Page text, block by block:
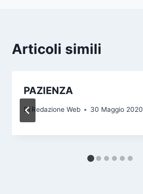
Articoli simili
PAZIENZA
Di Redazione Web 30 Maggio 2020